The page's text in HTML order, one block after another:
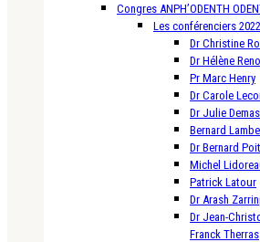
Congres ANPH’ODENTH
Les conférenciers 2022
Dr Christine
Dr Hélène
Pr Marc Henry
Dr Carole
Dr Julie
Bernard
Dr Bernard
Michel
Patrick Latour
Dr Arash
Dr Jean-
Franck Therras